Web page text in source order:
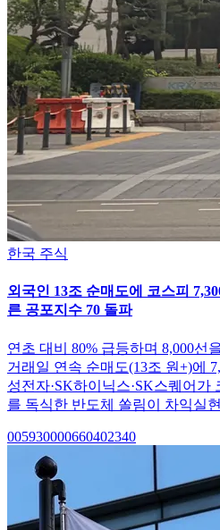
한국 주식
외국인 13조 순매도에 코스피
른 공포지수 70 돌파
연초 대비 80% 급등하며 8,000선
거래일 연속 순매도(13조 원+)에
성전자·SK하이닉스·SK스퀘어가
를 독식한 반도체 쏠림이 차익실
005930000660402340